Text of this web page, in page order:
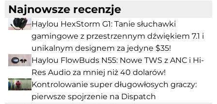
Najnowsze recenzje
Haylou HexStorm G1: Tanie słuchawki
gamingowe z przestrzennym dźwiękiem 7.1 i
unikalnym designem za jedyne $35!
Haylou FlowBuds N55: Nowe TWS z ANC i Hi-
Res Audio za mniej niż 40 dolarów!
Kontrolowanie super długowłosych graczy:
pierwsze spojrzenie na Dispatch